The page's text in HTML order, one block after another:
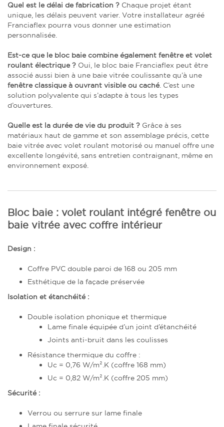
Quel est le délai de fabrication ? Chaque projet étant
unique, les délais peuvent varier. Votre installateur agréé
Franciaflex pourra vous donner une estimation
personnalisée.
Est-ce que le bloc baie combine également fenêtre et volet
roulant électrique ? Oui, le bloc baie Franciaflex peut être
associé aussi bien à une baie vitrée coulissante qu’à une
fenêtre classique à ouvrant visible ou caché. C’est une
solution polyvalente qui s’adapte à tous les types
d’ouvertures.
Quelle est la durée de vie du produit ? Grâce à ses
matériaux haut de gamme et son assemblage précis, cette
baie vitrée avec volet roulant motorisé ou manuel offre une
excellente longévité, sans entretien contraignant, même en
environnement exposé.
Bloc baie : volet roulant intégré fenêtre ou
baie vitrée avec coffre intérieur
Design :
Coffre PVC double paroi de 168 ou 205 mm
Esthétique de la façade préservée
Isolation et étanchéité :
Double isolation phonique et thermique
Lame finale équipée d’un joint d’étanchéité
Joints anti-bruit dans les coulisses
Résistance thermique du coffre :
Uc = 0,76 W/m².K (coffre 168 mm)
Uc = 0,82 W/m².K (coffre 205 mm)
Sécurité :
Verrou ou serrure sur lame finale